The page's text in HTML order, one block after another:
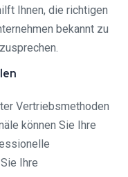
Ihnen, die richtigen
bekannt zu
Vertriebsmethoden
können Sie Ihre
Ihre